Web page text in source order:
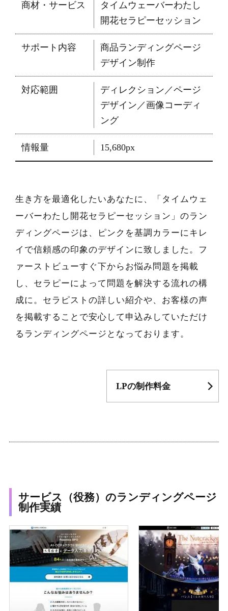
商材・サービス
タイムウェーバーわたし
開花セラピーセッション
サポート内容
商品ランディングページ
デザイン制作
対応範囲
ディレクション／ページ
デザイン／画像コーディ
ング
情報量 15,680px
生き方を最適化したいあなたに、「タイムウェ
ーバーわたし開花セラピーセッション」のラン
ディングページは、ピンクを基調カラーにキレ
イで信頼感の印象のデザインに致しました。フ
ァーストビューすぐ下からお悩み問題を掲載
し、セラピーによって問題を解決する流れの構
成に。セラピストの詳しい紹介や、お客様の声
を掲載することで安心して申込みしていただけ
るランディングページとなっております。
LPの制作料金
サービス（役務）のランディングページ
制作実績